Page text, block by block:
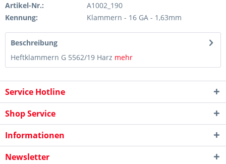
Artikel-Nr.:
A1002_190
Kennung:
Klammern - 16 GA - 1,63mm
Beschreibung
Heftklammern G 5562/19 Harz mehr
Service Hotline
Shop Service
Informationen
Newsletter